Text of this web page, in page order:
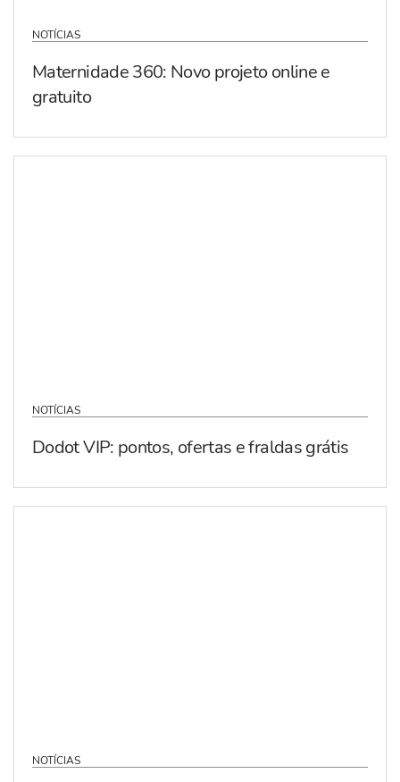
NOTÍCIAS
Maternidade 360: Novo projeto online e
gratuito
NOTÍCIAS
Dodot VIP: pontos, ofertas e fraldas grátis
NOTÍCIAS